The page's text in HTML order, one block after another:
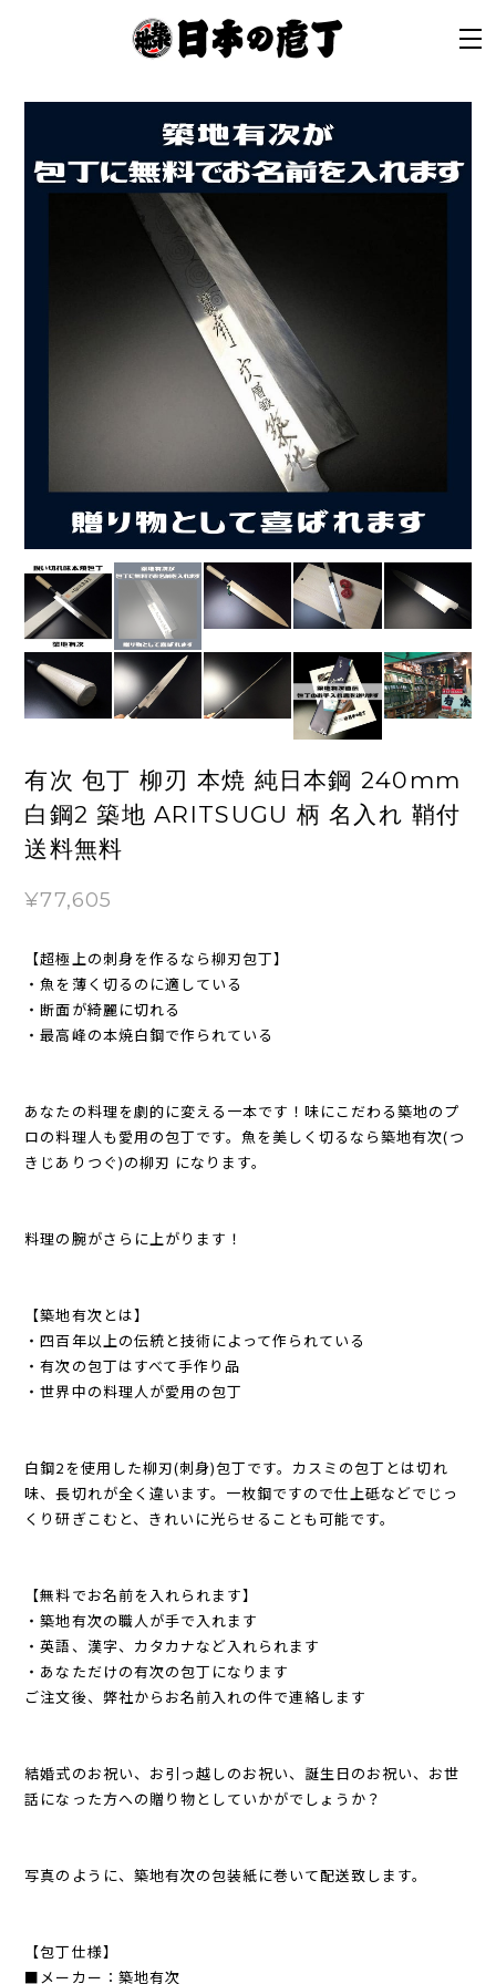
有次 包丁 柳刃 本焼 純日本鋼 240mm
白鋼2 築地 ARITSUGU 柄 名入れ 鞘付
送料無料
¥77,605
【超極上の刺身を作るなら柳刃包丁】
・魚を薄く切るのに適している
・断面が綺麗に切れる
・最高峰の本焼白鋼で作られている
あなたの料理を劇的に変える一本です！味にこだわる築地のプ
ロの料理人も愛用の包丁です。魚を美しく切るなら築地有次(つ
きじありつぐ)の柳刃 になります。
料理の腕がさらに上がります！
【築地有次とは】
・四百年以上の伝統と技術によって作られている
・有次の包丁はすべて手作り品
・世界中の料理人が愛用の包丁
白鋼2を使用した柳刃(刺身)包丁です。カスミの包丁とは切れ
味、長切れが全く違います。一枚鋼ですので仕上砥などでじっ
くり研ぎこむと、きれいに光らせることも可能です。
【無料でお名前を入れられます】
・築地有次の職人が手で入れます
・英語、漢字、カタカナなど入れられます
・あなただけの有次の包丁になります
ご注文後、弊社からお名前入れの件で連絡します
結婚式のお祝い、お引っ越しのお祝い、誕生日のお祝い、お世
話になった方への贈り物としていかがでしょうか？
写真のように、築地有次の包装紙に巻いて配送致します。
【包丁仕様】
■メーカー：築地有次